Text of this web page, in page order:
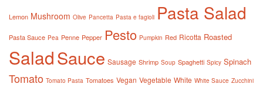
Lemon Mushroom Olive Pancetta Pasta e fagioli Pasta Salad
Pasta Sauce Pea Penne Pepper Pesto Pumpkin Red Ricotta Roasted
SaladSauce Sausage Shrimp Soup Spaghetti Spicy Spinach
Tomato Tomato Pasta Tomatoes Vegan Vegetable White White Sauce Zucchini